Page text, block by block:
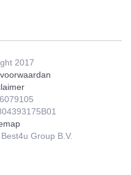
2017
Group B.V.